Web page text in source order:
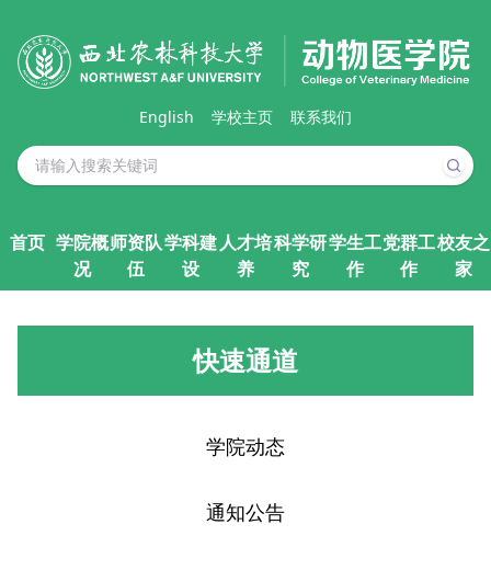
English 学校主页 联系我们
首页 学院概
况
师资队
伍
学科建
设
人才培
养
科学研
究
学生工
作
党群工
作
校友之
家
快速通道
学院动态
通知公告